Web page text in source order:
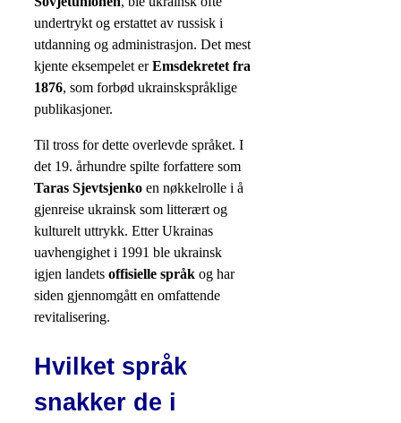
undertrykt og erstattet av russisk i
utdanning og administrasjon. Det mest
kjente eksempelet erEmsdekretet fra
1876, som forbød ukrainskspråklige
publikasjoner.
Til tross for dette overlevde språket. I
det 19. århundre spilte forfattere som
Taras Sjevtsjenko en nøkkelrolle i å
gjenreise ukrainsk som litterært og
kulturelt uttrykk. Etter Ukrainas
uavhengighet i 1991 ble ukrainsk
igjen landets offisielle språk og har
siden gjennomgått en omfattende
revitalisering.
Hvilket språk
snakker de i